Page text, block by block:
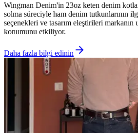
Wingman Denim'in 23oz keten denim
solma süreciyle ham denim tutkunlarının
seçenekleri ve tasarım eleştirileri markanın
konumunu etkiliyor.
Daha fazla bilgi edinin